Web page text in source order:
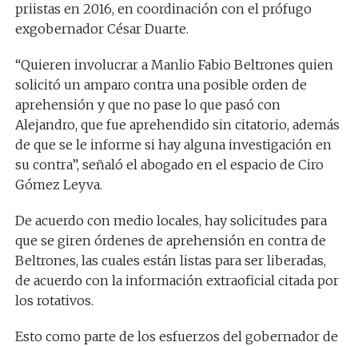
priistas en 2016, en coordinación con el prófugo
exgobernador César Duarte.
“Quieren involucrar a Manlio Fabio Beltrones quien
solicitó un amparo contra una posible orden de
aprehensión y que no pase lo que pasó con
Alejandro, que fue aprehendido sin citatorio, además
de que se le informe si hay alguna investigación en
su contra”, señaló el abogado en el espacio de Ciro
Gómez Leyva.
De acuerdo con medio locales, hay solicitudes para
que se giren órdenes de aprehensión en contra de
Beltrones, las cuales están listas para ser liberadas,
de acuerdo con la información extraoficial citada por
los rotativos.
Esto como parte de los esfuerzos del gobernador de